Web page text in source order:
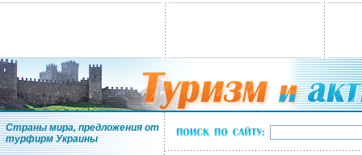
Страны мира, предложения от
турфирм Украины